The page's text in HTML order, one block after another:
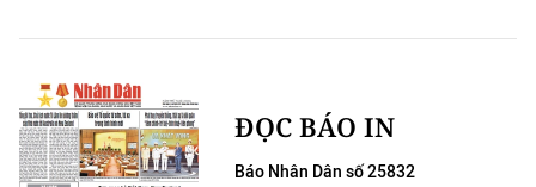
ĐỌC BÁO IN
Báo Nhân Dân số 25832